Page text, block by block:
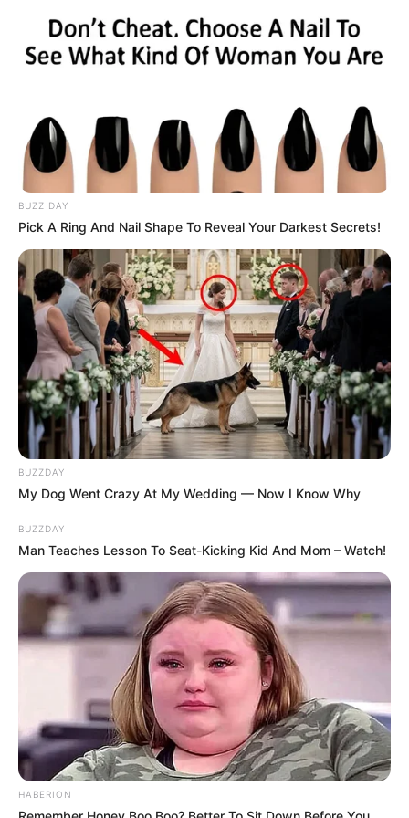
BUZZ DAY
Pick A Ring And Nail Shape To Reveal Your Darkest Secrets!
BUZZDAY
My Dog Went Crazy At My Wedding — Now I Know Why
BUZZDAY
Man Teaches Lesson To Seat-Kicking Kid And Mom – Watch!
HABERION